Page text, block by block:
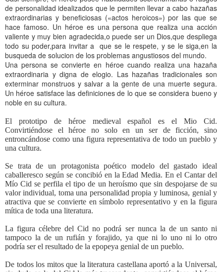
de personalidad idealizados que le permiten llevar a cabo hazañas
extraordinarias y beneficiosas («actos heroicos») por las que se
hace famoso. Un héroe es una persona que realiza una acción
valiente y muy bien agradecida,o puede ser un Dios,que despliega
todo su poder,para invitar a que se le respete, y se le siga,en la
busqueda de solucion de los problemas angustiosos del mundo.
Una persona se convierte en héroe cuando realiza una hazaña
extraordinaria y digna de elogio. Las hazañas tradicionales son
exterminar monstruos y salvar a la gente de una muerte segura.
Un héroe satisface las definiciones de lo que se considera bueno y
noble en su cultura.
El prototipo de héroe medieval español es el Mio Cid.
Convirtiéndose el héroe no solo en un ser de ficción, sino
entroncándose como una figura representativa de todo un pueblo y
una cultura.
Se trata de un protagonista poético modelo del gastado ideal
caballeresco según se concibió en la Edad Media. En el Cantar del
Mío Cid se perfila el tipo de un heroísmo que sin despojarse de su
valor individual, toma una personalidad propia y luminosa, genial y
atractiva que se convierte en símbolo representativo y en la figura
mítica de toda una literatura.
La figura célebre del Cid no podrá ser nunca la de un santo ni
tampoco la de un rufián y forajido, ya que ni lo uno ni lo otro
podría ser el resultado de la epopeya genial de un pueblo.
De todos los mitos que la literatura castellana aportó a la Universal,